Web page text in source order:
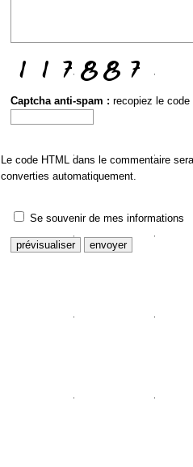
Captcha anti-spam : recopiez le code
Le code HTML dans le commentaire
converties automatiquement.
Se souvenir de mes informations